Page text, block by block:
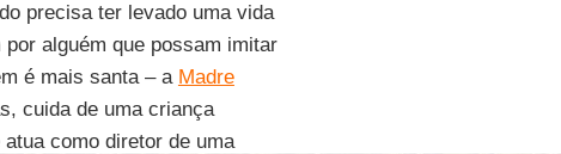
precisa ter levado uma vida
alguém que possam imitar
é mais santa – a Madre
cuida de uma criança
como diretor de uma